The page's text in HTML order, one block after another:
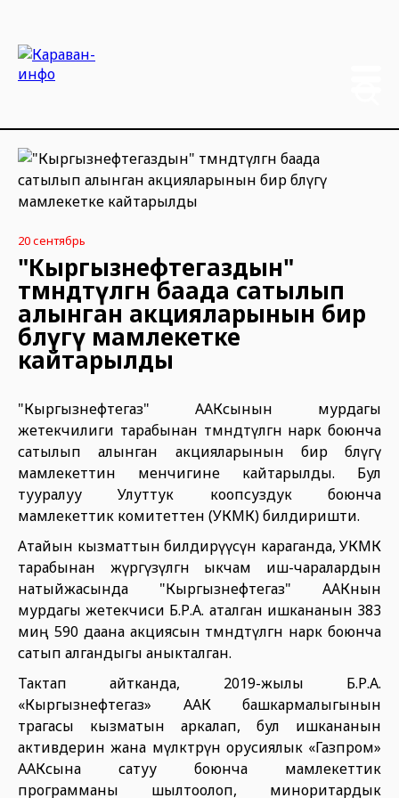
20 сентябрь
"Кыргызнефтегаздын"
төмөндөтүлгөн баада сатылып
алынган акцияларынын бир
бөлүгү мамлекетке
кайтарылды
"Кыргызнефтегаз" ААКсынын мурдагы
жетекчилиги тарабынан төмөндөтүлгөн нарк боюнча
сатылып алынган акцияларынын бир бөлүгү
мамлекеттин менчигине кайтарылды. Бул
тууралуу Улуттук коопсуздук боюнча
мамлекеттик комитеттен (УКМК) билдиришти.
Атайын кызматтын билдирүүсүнө караганда, УКМК
тарабынан жүргүзүлгөн ыкчам иш-чаралардын
натыйжасында "Кыргызнефтегаз" ААКнын
мурдагы жетекчиси Б.Р.А. аталган ишкананын 383
миң 590 даана акциясын төмөндөтүлгөн нарк боюнча
сатып алгандыгы аныкталган.
Тактап айтканда, 2019-жылы Б.Р.А.
«Кыргызнефтегаз» ААК башкармалыгынын
төрагасы кызматын аркалап, бул ишкананын
активдерин жана мүлктөрүн орусиялык «Газпром»
ААКсына сатуу боюнча мамлекеттик
программаны шылтоолоп, миноритардык